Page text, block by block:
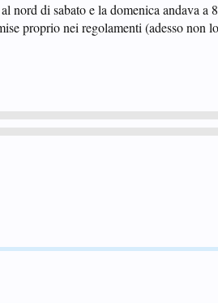
nord di sabato e la domenica andava a
proprio nei regolamenti (adesso non